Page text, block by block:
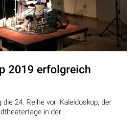
2019 erfolgreich
die 24. Reihe von Kaleidoskop, der
in der…